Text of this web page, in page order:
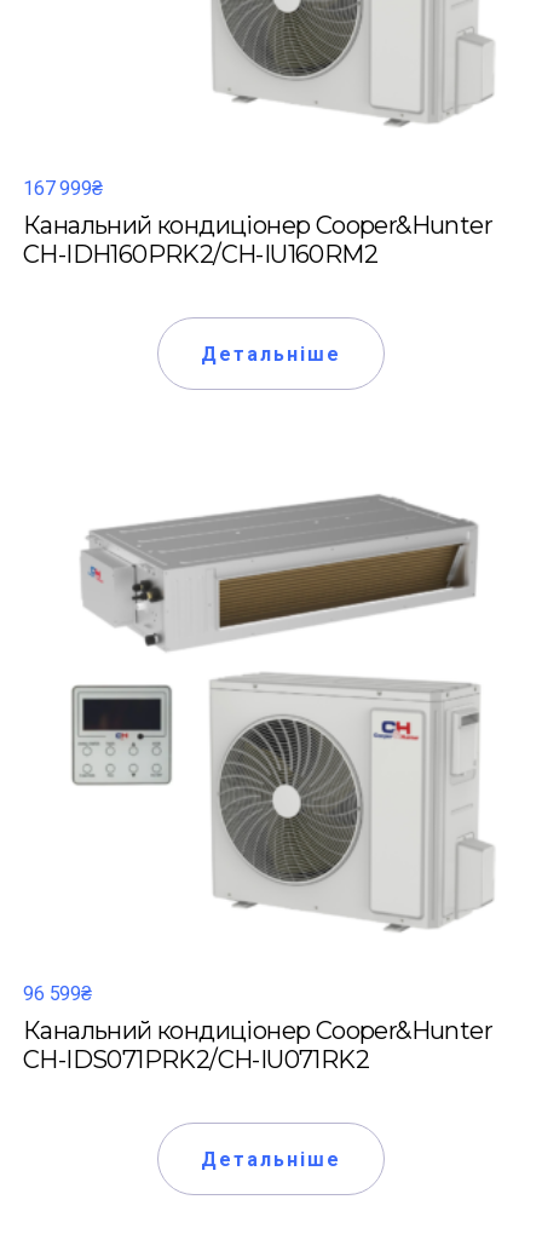
167 999₴
Канальний кондиціонер Cooper&Hunter
CH-IDH160PRK2/CH-IU160RM2
Детальніше
96 599₴
Канальний кондиціонер Cooper&Hunter
CH-IDS071PRK2/CH-IU071RK2
Детальніше